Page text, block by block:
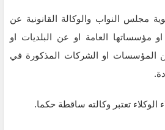
مجلس النواب والوكالة القانونية عن
مؤسساتها العامة او عن البلديات او
المؤسسات او الشركات المذكورة في
تعتبر وكالته ساقطة حكما.